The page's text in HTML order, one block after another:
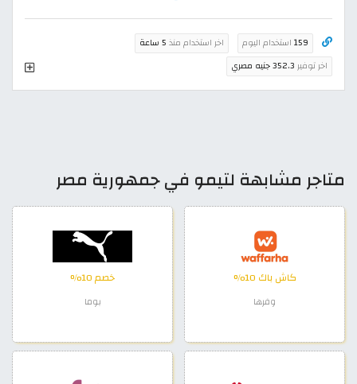
159 استخدام اليوم اخر استخدام منذ 5 ساعة
اخر توفير 352.3 جنيه مصري
متاجر مشابهة لتيمو في جمهورية مصر
كاش باك 10%
وفرها
خصم 10%
بوما